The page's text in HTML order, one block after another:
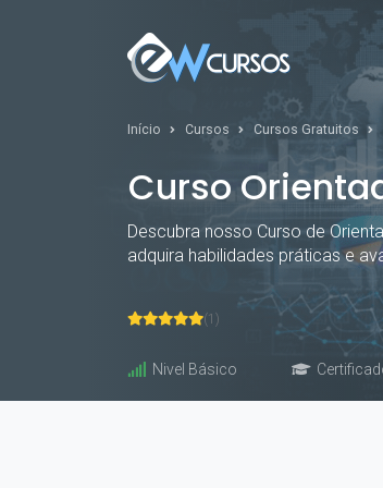
Início Cursos Cursos Gratuitos
Curso
Descubra nosso Curso de
adquira habilidades práticas e
(1)
Nivel Básico